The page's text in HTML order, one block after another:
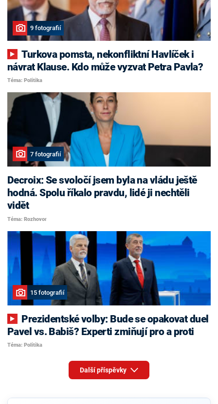
9 fotografií
Turkova pomsta, nekonfliktní Havlíček i
návrat Klause. Kdo může vyzvat Petra Pavla?
Téma: Politika
7 fotografií
Decroix: Se svoločí jsem byla na vládu ještě
hodná. Spolu říkalo pravdu, lidé ji nechtěli
vidět
Téma: Rozhovor
15 fotografií
Pavel vs. Babiš? Experti zmiňují pro a proti
Téma: Politika
Další příspěvky